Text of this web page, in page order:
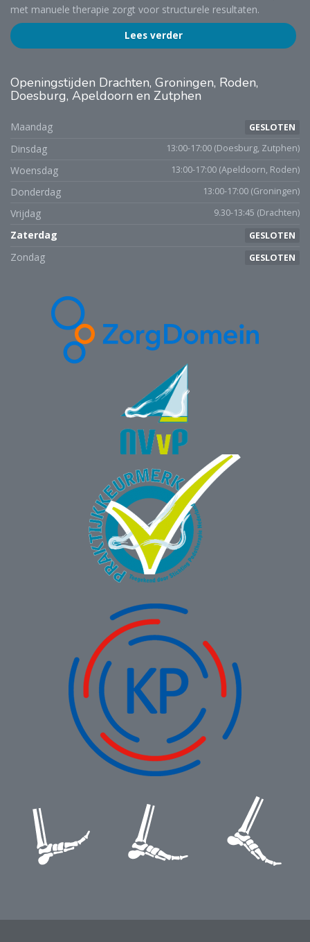
met manuele therapie zorgt voor structurele resultaten.
Lees verder
Openingstijden Drachten, Groningen, Roden,
Doesburg, Apeldoorn en Zutphen
Maandag GESLOTEN
Dinsdag 13:00-17:00 (Doesburg, Zutphen)
Woensdag 13:00-17:00 (Apeldoorn, Roden)
Donderdag 13:00-17:00 (Groningen)
Vrijdag 9.30-13:45 (Drachten)
Zaterdag GESLOTEN
Zondag GESLOTEN